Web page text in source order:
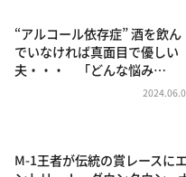
朝だ！生です旅サラダ
教えて！ニュースラ
ＬＩＦＥ～夢のカタチ
“アルコール依存症” 酒を飲ん
でいなければ真面目で優しい
夫・・・ 「どんな悩み…
M-1王者が伝統の賞レースにエ